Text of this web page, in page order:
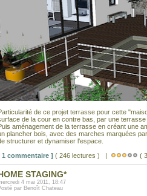
de ce projet terrasse pour cette
de la cour en contre bas, par une terrasse
aménagement de la terrasse en créant une
plancher bois, avec des marches marquées
structurer et dynamiser l'espace.
1 commentaire ] ( 246 lectures ) | (
STAGING*
4 mai 2011, 18:47
par Benoît Chateau